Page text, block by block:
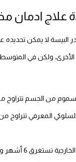
علاج ادمان
البيسة لا يمكن تحديده
الأخرى، ولكن في
من الجسم تتراوح من 7 : 15
6 أشهر وقد تصل لـ 12 شهرًا.